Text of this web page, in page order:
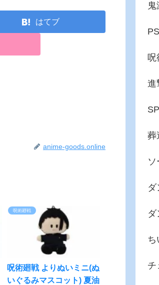
はてブ
anime-goods.online
呪術廻戦
呪術廻戦 よりぬいミニ(ぬ
いぐるみマスコット) 夏油
鬼
呪
進
葬
ダ
ダ
ち
チ